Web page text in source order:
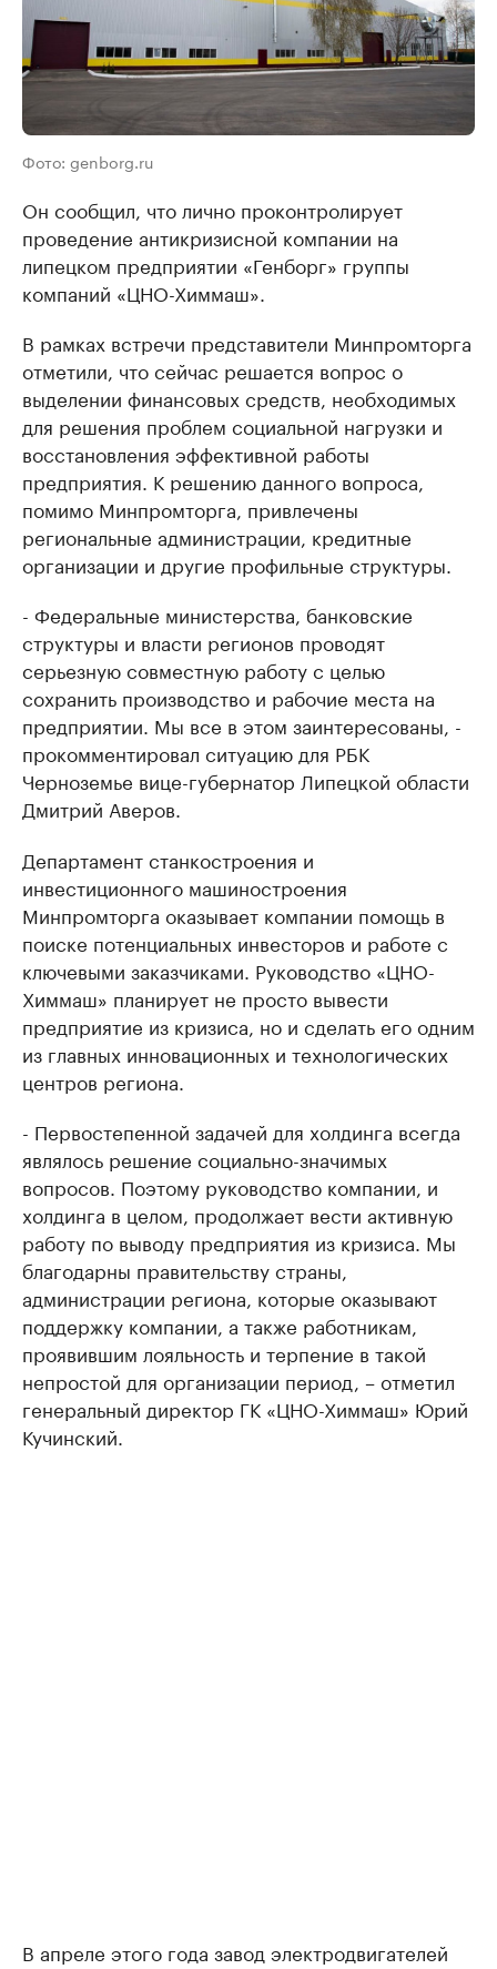
Фото: genborg.ru
Он сообщил, что лично проконтролирует
проведение антикризисной компании на
липецком предприятии «Генборг» группы
компаний «ЦНО-Химмаш».
В рамках встречи представители Минпромторга
отметили, что сейчас решается вопрос о
выделении финансовых средств, необходимых
для решения проблем социальной нагрузки и
восстановления эффективной работы
предприятия. К решению данного вопроса,
помимо Минпромторга, привлечены
региональные администрации, кредитные
организации и другие профильные структуры.
- Федеральные министерства, банковские
структуры и власти регионов проводят
серьезную совместную работу с целью
сохранить производство и рабочие места на
предприятии. Мы все в этом заинтересованы, -
прокомментировал ситуацию для РБК
Черноземье вице-губернатор Липецкой области
Дмитрий Аверов.
Департамент станкостроения и
инвестиционного машиностроения
Минпромторга оказывает компании помощь в
поиске потенциальных инвесторов и работе с
ключевыми заказчиками. Руководство «ЦНО-
Химмаш» планирует не просто вывести
предприятие из кризиса, но и сделать его одним
из главных инновационных и технологических
центров региона.
- Первостепенной задачей для холдинга всегда
являлось решение социально-значимых
вопросов. Поэтому руководство компании, и
холдинга в целом, продолжает вести активную
работу по выводу предприятия из кризиса. Мы
благодарны правительству страны,
администрации региона, которые оказывают
поддержку компании, а также работникам,
проявившим лояльность и терпение в такой
непростой для организации период, – отметил
генеральный директор ГК «ЦНО-Химмаш» Юрий
Кучинский.
В апреле этого года завод электродвигателей